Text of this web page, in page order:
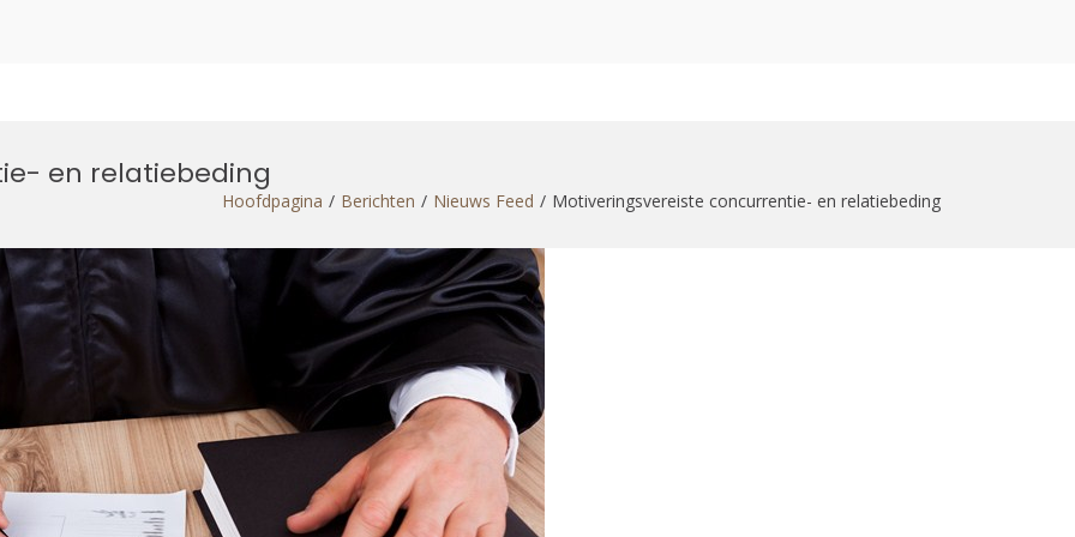
en relatiebeding
Hoofdpagina Berichten Nieuws Feed Motiveringsvereiste concurrentie- en relatiebeding